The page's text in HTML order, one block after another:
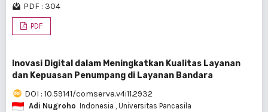
PDF : 304
PDF
Inovasi Digital dalam Meningkatkan Kualitas Layanan
dan Kepuasan Penumpang di Layanan Bandara
DOI : 10.59141/comserva.v4i11.2932
Adi Nugroho Indonesia , Universitas Pancasila